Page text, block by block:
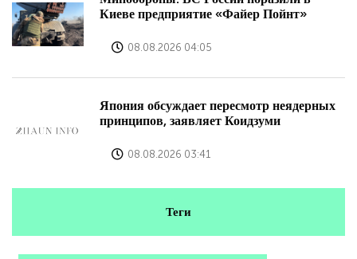
Киеве предприятие «Файер Пойнт»
08.08.2026 04:05
Япония обсуждает пересмотр неядерных
принципов, заявляет Коидзуми
08.08.2026 03:41
Теги